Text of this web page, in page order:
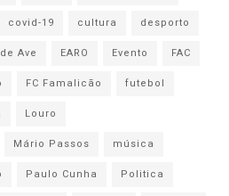
covid-19 cultura
desporto
Ave EARO Evento
FAC
FC Famalicão
futebol
Louro
Mário Passos
música
Paulo Cunha
Politica